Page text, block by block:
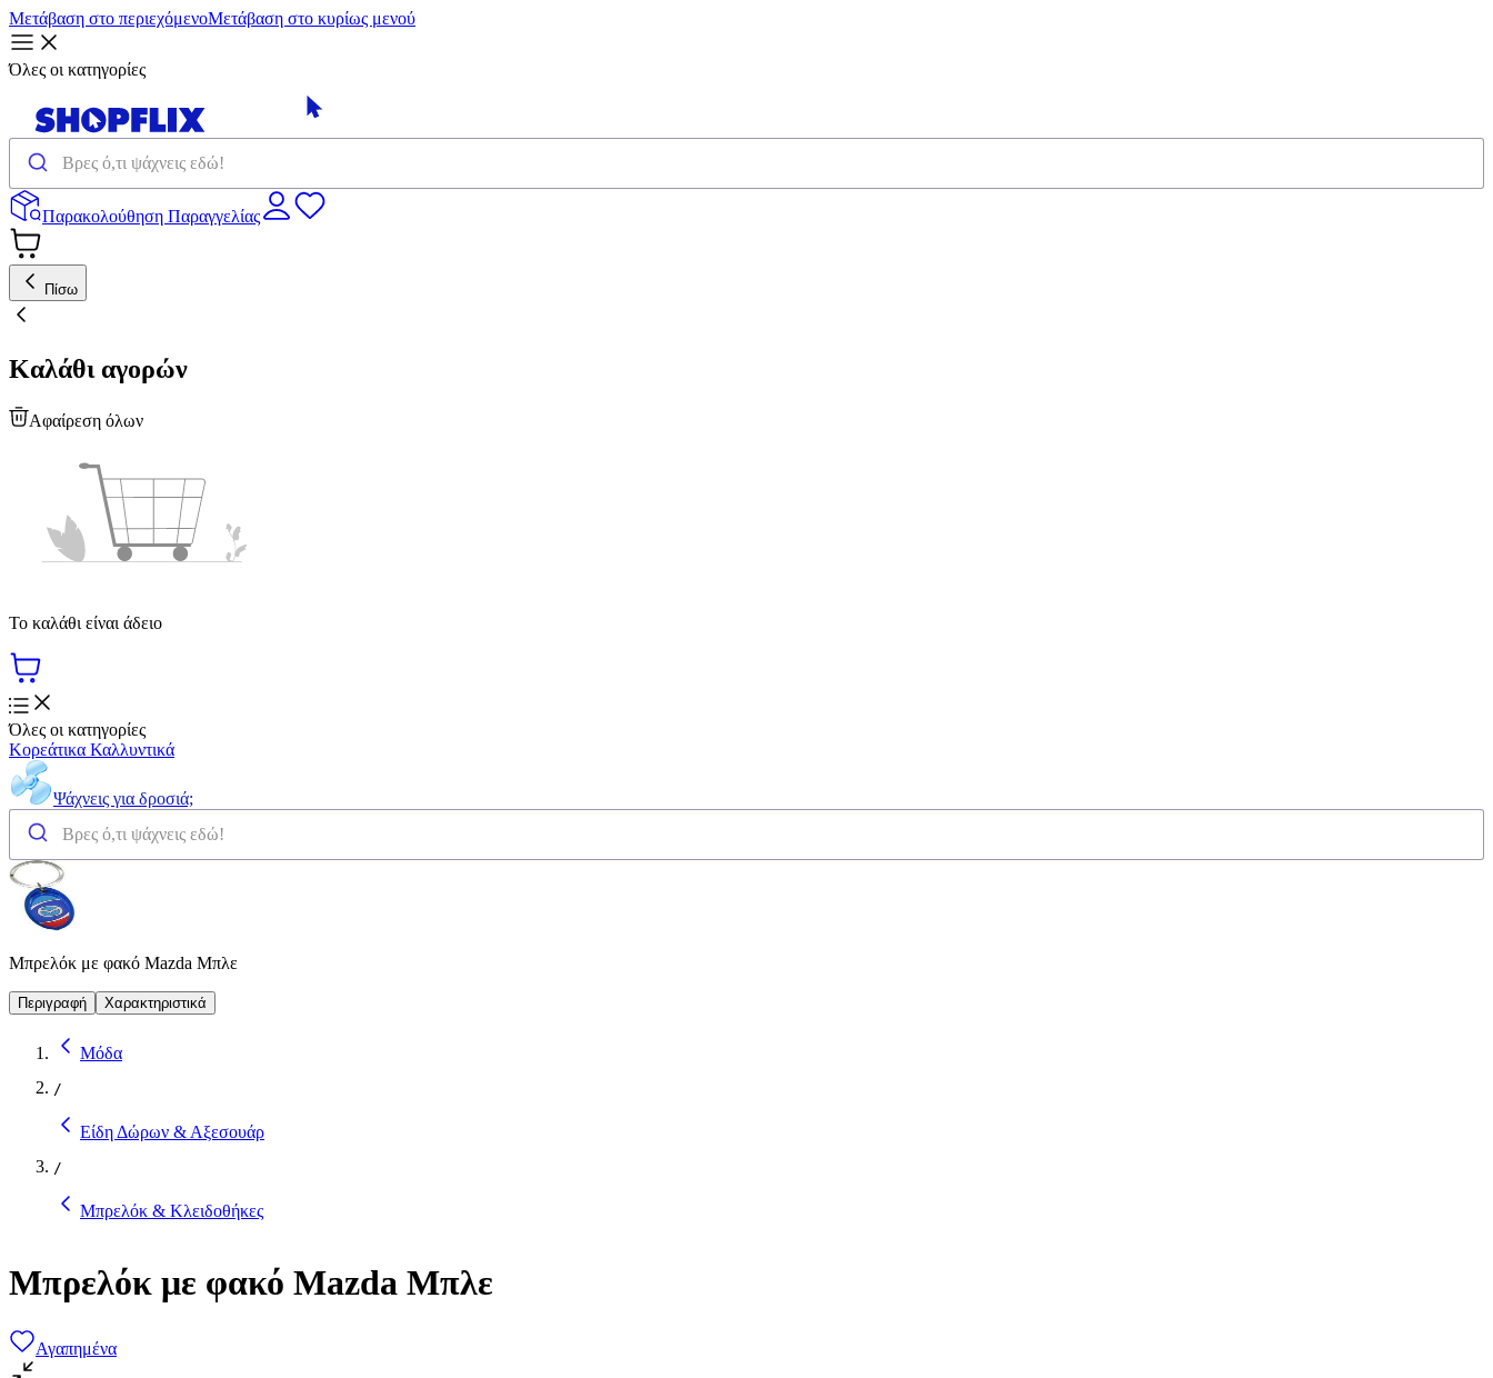
Μετάβαση στο περιεχόμενοΜετάβαση στο κυρίως μενού
Όλες οι κατηγορίες
Παρακολούθηση Παραγγελίας
Πίσω
Καλάθι αγορών
Αφαίρεση όλων
Το καλάθι είναι άδειο
Όλες οι κατηγορίες
Κορεάτικα Καλλυντικά
Ψάχνεις για δροσιά;
Μπρελόκ με φακό Mazda Mπλε
Περιγραφή Χαρακτηριστικά
Μόδα
/
Είδη Δώρων & Αξεσουάρ
/
Μπρελόκ & Κλειδοθήκες
Μπρελόκ με φακό Mazda Mπλε
Αγαπημένα